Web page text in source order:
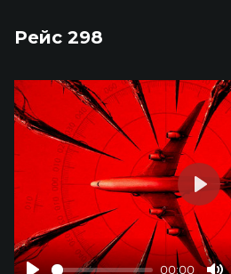
Рейс 298
00:00
Play